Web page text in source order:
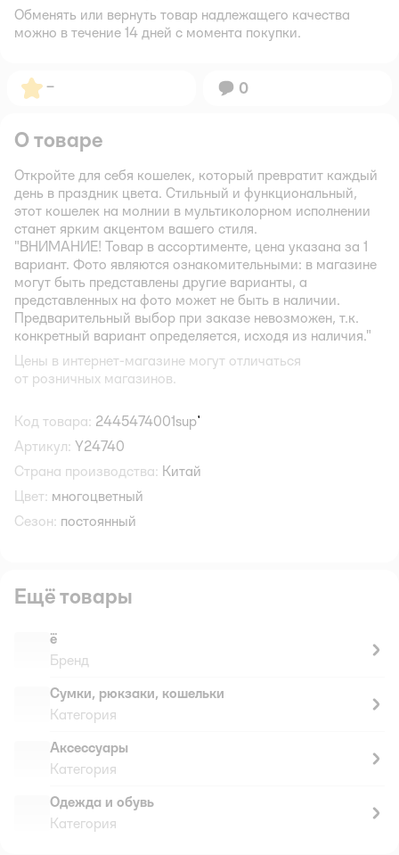
Обменять или вернуть товар надлежащего качества
можно в течение 14 дней с момента покупки.
Рейтинг:
– Вопросов:
0
О товаре
Откройте для себя кошелек, который превратит каждый
день в праздник цвета. Стильный и функциональный,
этот кошелек на молнии в мультиколорном исполнении
станет ярким акцентом вашего стиля.
"ВНИМАНИЕ! Товар в ассортименте, цена указана за 1
вариант. Фото являются ознакомительными: в магазине
могут быть представлены другие варианты, а
представленных на фото может не быть в наличии.
Предварительный выбор при заказе невозможен, т.к.
конкретный вариант определяется, исходя из наличия."
Цены в интернет-магазине могут отличаться
от розничных магазинов.
Код товара: 2445474001sup
Артикул: Y24740
Страна производства: Китай
Цвет: многоцветный
Сезон: постоянный
Ещё товары
ё
Бренд
Сумки, рюкзаки, кошельки
Категория
Аксессуары
Категория
Одежда и обувь
Категория